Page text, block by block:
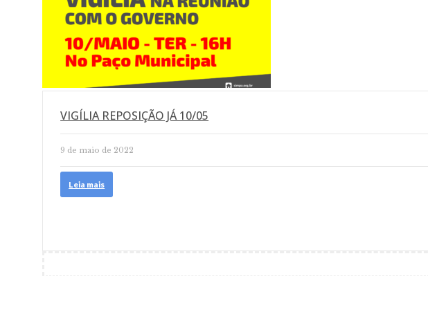
VIGÍLIA REPOSIÇÃO JÁ 10/05
9 de maio de 2022
Leia mais